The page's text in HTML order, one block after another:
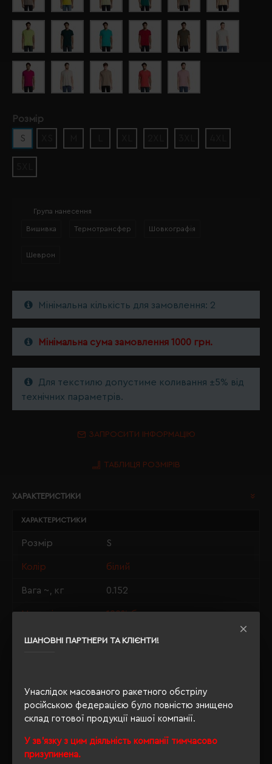
ШАНОВНІ ПАРТНЕРИ ТА КЛІЄНТИ!
Унаслідок масованого ракетного обстрілу
російською федерацією було повністю знищено
склад готової продукції нашої компанії.
У зв'язку з цим діяльність компанії тимчасово
призупинена.
Розмір
S
Група нанесення
Вишивка Термотрансфер Шовкографія
Шеврон
Мінімальна кількість для замовлення: 2
Мінімальна сума замовлення 1000 грн.
Для текстилю допустиме коливання ±5% від
технічних параметрів.
ЗАПРОСИТИ ІНФОРМАЦІЮ
ТАБЛИЦЯ РОЗМІРІВ
ХАРАКТЕРИСТИКИ
ХАРАКТЕРИСТИКИ
Розмір S
Колір білий
Вага ~, кг 0.152
Матеріали 100% бавовна
Стать унісекс
Щільність 190 г/м²
Крій прямий
Розпакування
упаковки